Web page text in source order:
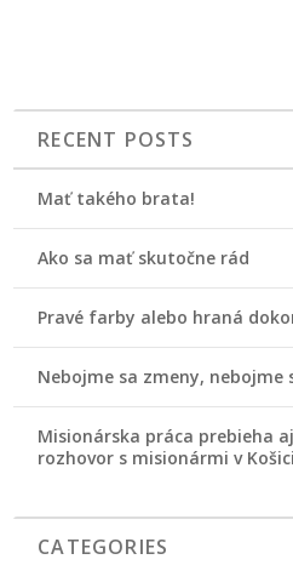
RECENT POSTS
Mať takého brata!
Ako sa mať skutočne rád
Pravé farby alebo hraná
Nebojme sa zmeny, nebojme
Misionárska práca prebieha
rozhovor s misionármi v
CATEGORIES